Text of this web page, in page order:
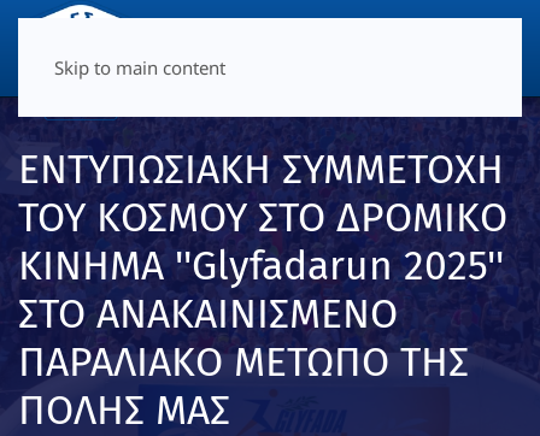
Skip to main content
ΕΝΤΥΠΩΣΙΑΚΗ ΣΥΜΜΕΤΟΧΗ
ΤΟΥ ΚΟΣΜΟΥ ΣΤΟ ΔΡΟΜΙΚΟ
ΚΙΝΗΜΑ ''Glyfadarun 2025''
ΣΤΟ ΑΝΑΚΑΙΝΙΣΜΕΝΟ
ΠΑΡΑΛΙΑΚΟ ΜΕΤΩΠΟ ΤΗΣ
ΠΟΛΗΣ ΜΑΣ